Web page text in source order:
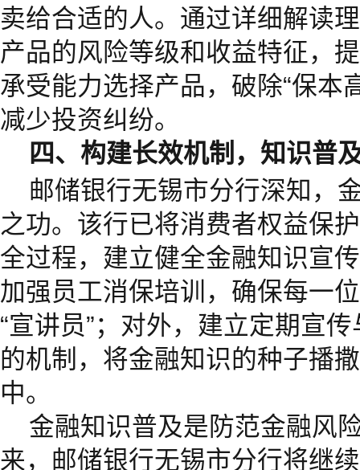
卖给合适的人。通过详细解读
产品的风险等级和收益特征，
承受能力选择产品，破除“保本
减少投资纠纷。
四、构建长效机制，知识普
邮储银行无锡市分行深知，
之功。该行已将消费者权益保
全过程，建立健全金融知识宣
加强员工消保培训，确保每一
“宣讲员”；对外，建立定期宣
的机制，将金融知识的种子播
中。
金融知识普及是防范金融风
来，邮储银行无锡市分行将继